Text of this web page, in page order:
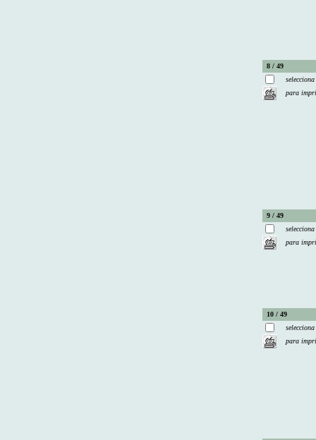
8 / 49
selecciona
para
9 / 49
selecciona
para
10 / 49
selecciona
para